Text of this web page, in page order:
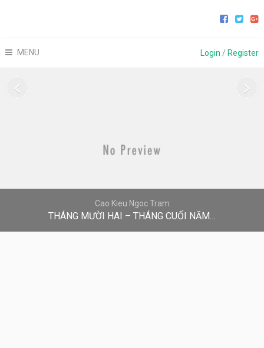
MENU Login / Register
Cao Kieu Ngoc Tram
THÁNG MƯỜI HAI – THÁNG CUỐI NĂM…